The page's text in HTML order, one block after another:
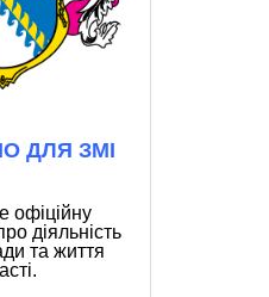
ДЛЯ ЗМІ
офіційну
діяльність
та життя